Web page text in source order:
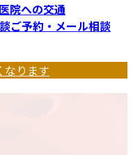
院への交通
ご予約・メール相談
なります